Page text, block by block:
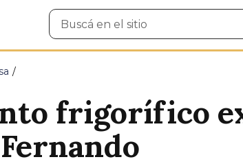
Buscar
en
frigorífico